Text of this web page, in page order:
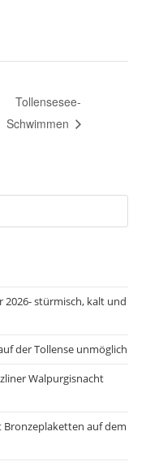
Tollensesee-
Schwimmen
2026- stürmisch, kalt und
der Tollense unmöglich
Walpurgisnacht
auf dem